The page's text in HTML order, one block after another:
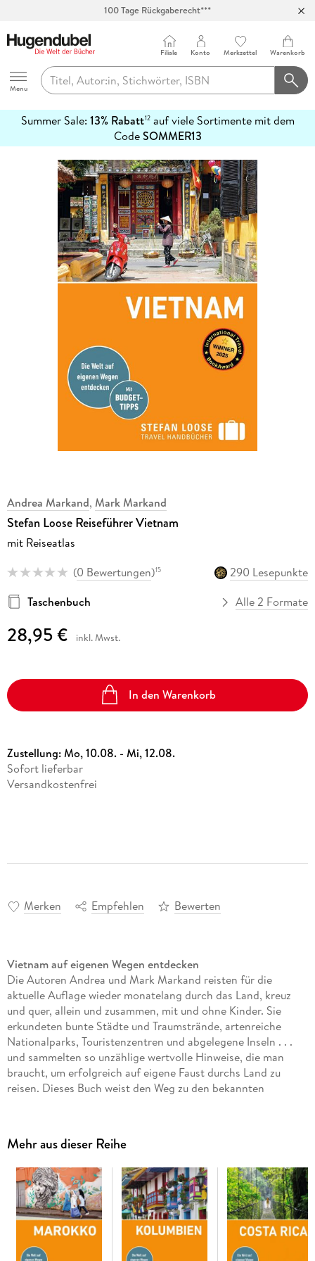
100 Tage Rückgaberecht***
Hugendubel
Menu
Filiale Konto Merkzettel Warenkorb
Summer Sale: 13% Rabatt12auf viele Sortimente mit dem
CodeSOMMER13
erfahren
Andrea Markand, Mark Markand
Stefan Loose Reiseführer Vietnam
mit Reiseatlas
(0 Bewertungen)15
290 Lesepunkte
Taschenbuch
Alle 2 Formate
28,95 € inkl. Mwst.
In den Warenkorb
Zustellung:Mo, 10.08. - Mi, 12.08.
Sofort lieferbar
Versandkostenfrei
Merken Empfehlen Bewerten
Vietnam auf eigenen Wegen entdecken
Die Autoren Andrea und Mark Markand reisten für die
aktuelle Auflage wieder monatelang durch das Land, kreuz
und quer, allein und zusammen, mit und ohne Kinder. Sie
erkundeten bunte Städte und Traumstrände, artenreiche
Nationalparks, Touristenzentren und abgelegene Inseln . . .
und sammelten so unzählige wertvolle Hinweise, die man
braucht, um erfolgreich auf eigene Faust durchs Land zu
reisen. Dieses Buch weist den Weg zu den bekannten
DasStefan Loose Travel Handbuch Vietnam
Nachschlagewerk für deine Rundreise. Mit den Informationen
der Loose-Experten wird die Reiseplanung zum Kinderspiel.
Hier findest du alles, was du brauchst:
Ausgewählte kommentierte Adressenfür Unterkünfte,
Restaurants und Aktivitäten
Mehr aus dieser Reihe